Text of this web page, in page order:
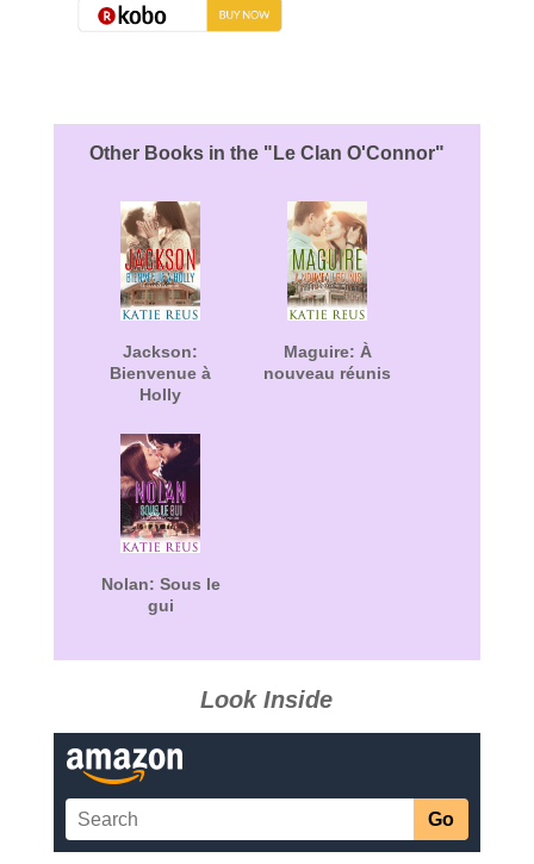
Other Books in the "Le Clan O'Connor"
Jackson:
Bienvenue à
Holly
Maguire: À
nouveau réunis
Nolan: Sous le
gui
Look Inside